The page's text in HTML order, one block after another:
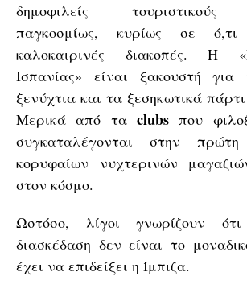
δημοφιλείς τουριστικούς
παγκοσμίως, κυρίως σε
καλοκαιρινές διακοπές. Η
Ισπανίας» είναι ξακουστή
ξενύχτια και τα ξεσηκωτικά
Μερικά από τα clubs που
συγκαταλέγονται στην
κορυφαίων νυχτερινών
στον κόσμο.
Ωστόσο, λίγοι γνωρίζουν
διασκέδαση δεν είναι το
έχει να επιδείξει η Ίμπιζα.